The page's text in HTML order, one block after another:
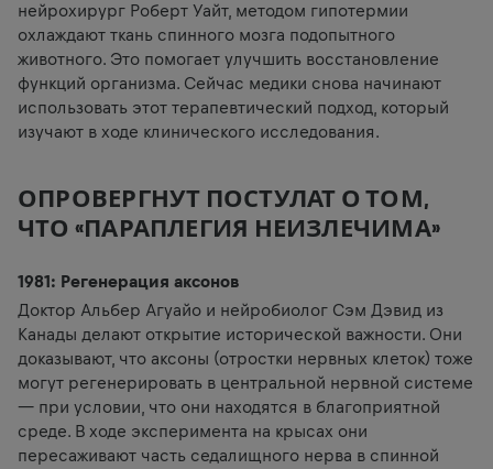
нейрохирург Роберт Уайт, методом гипотермии
охлаждают ткань спинного мозга подопытного
животного. Это помогает улучшить восстановление
функций организма. Сейчас медики снова начинают
использовать этот терапевтический подход, который
изучают в ходе клинического исследования.
ОПРОВЕРГНУТ ПОСТУЛАТ О ТОМ,
ЧТО «ПАРАПЛЕГИЯ НЕИЗЛЕЧИМА»
1981: Регенерация аксонов
Доктор Альбер Агуайо и нейробиолог Сэм Дэвид из
Канады делают открытие исторической важности. Они
доказывают, что аксоны (отростки нервных клеток) тоже
могут регенерировать в центральной нервной системе
— при условии, что они находятся в благоприятной
среде. В ходе эксперимента на крысах они
пересаживают часть седалищного нерва в спинной